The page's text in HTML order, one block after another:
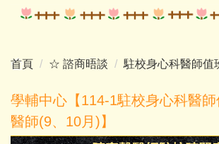
首頁 ☆ 諮商晤談 駐校身心科醫師值
學輔中心【114-1駐校身心科醫
醫師(9、10月)】